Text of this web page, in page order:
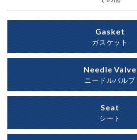
Gasket
ガスケット
Needle Valve
ニードルバルブ
Seat
シート